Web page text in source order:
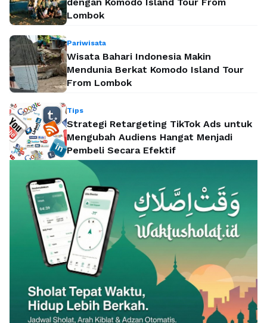
Lombok
Pariwisata
Wisata Bahari Indonesia Makin
Mendunia Berkat Komodo Island Tour
From Lombok
Tips
Strategi Retargeting TikTok Ads untuk
Mengubah Audiens Hangat Menjadi
Pembeli Secara Efektif